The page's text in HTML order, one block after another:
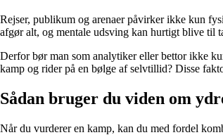
Rejser, publikum og arenaer påvirker ikke kun
afgør alt, og mentale udsving kan hurtigt blive til
Derfor bør man som analytiker eller bettor ikke
kamp og rider på en bølge af selvtillid? Disse
Sådan bruger du viden om
Når du vurderer en kamp, kan du med fordel